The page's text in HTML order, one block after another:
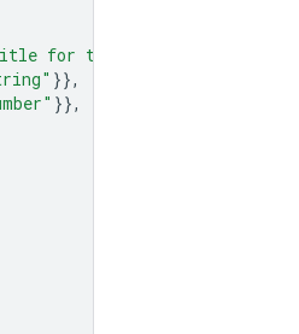
for the chart."
}},
}},